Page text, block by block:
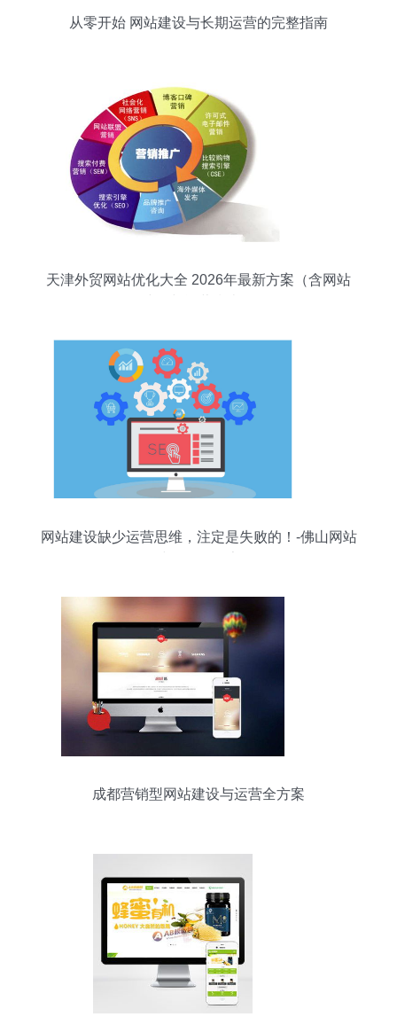
从零开始 网站建设与长期运营的完整指南
天津外贸网站优化大全 2026年最新方案（含网站
网站建设缺少运营思维，注定是失败的！-佛山网站
成都营销型网站建设与运营全方案